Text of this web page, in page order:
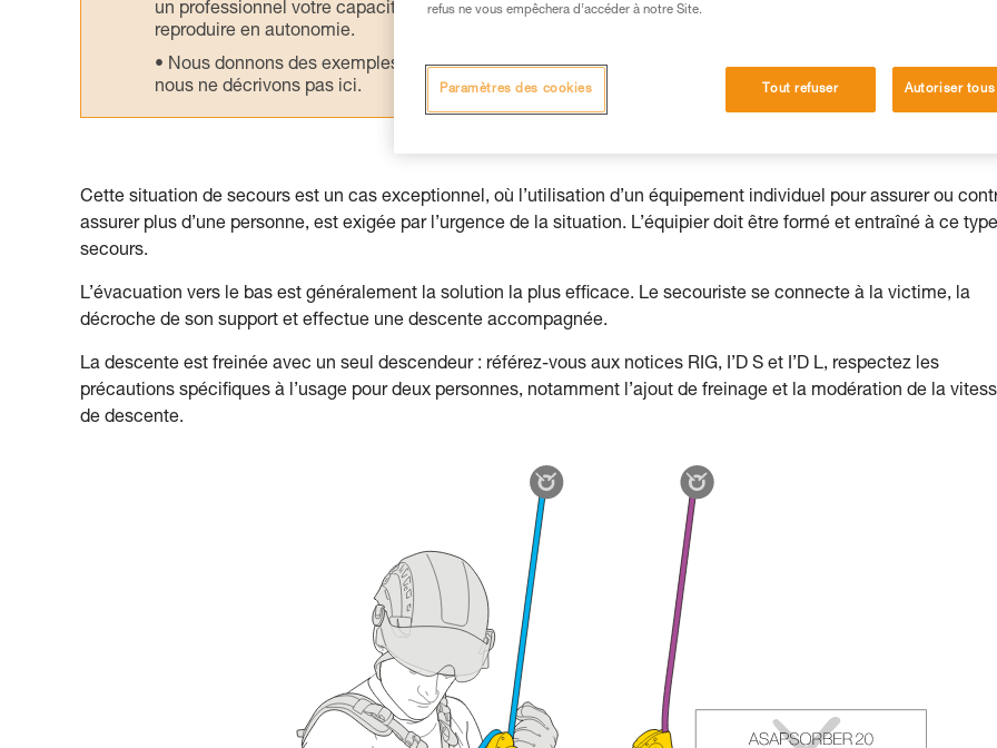
un professionnel votre capacité à refaire la manipulation, seul, en toute sécurité, avant de la
reproduire en autonomie.
Nous donnons des exemples de techniques liées à votre activité. Il peut en exister d’autres que
nous ne décrivons pas ici.
Cette situation de secours est un cas exceptionnel, où l’utilisation d’un équipement individuel pour assurer ou
assurer plus d’une personne, est exigée par l’urgence de la situation. L’équipier doit être formé et entraîné à ce
secours.
L’évacuation vers le bas est généralement la solution la plus efficace. Le secouriste se connecte à la victime, la
décroche de son support et effectue une descente accompagnée.
La descente est freinée avec un seul descendeur : référez-vous aux notices RIG, I’D S et I’D L, respectez les
précautions spécifiques à l’usage pour deux personnes, notamment l’ajout de freinage et la modération de la
de descente.
refus ne vous empêchera d’accéder à notre Site.
Tout refuser Autoriser
Paramètres des cookies